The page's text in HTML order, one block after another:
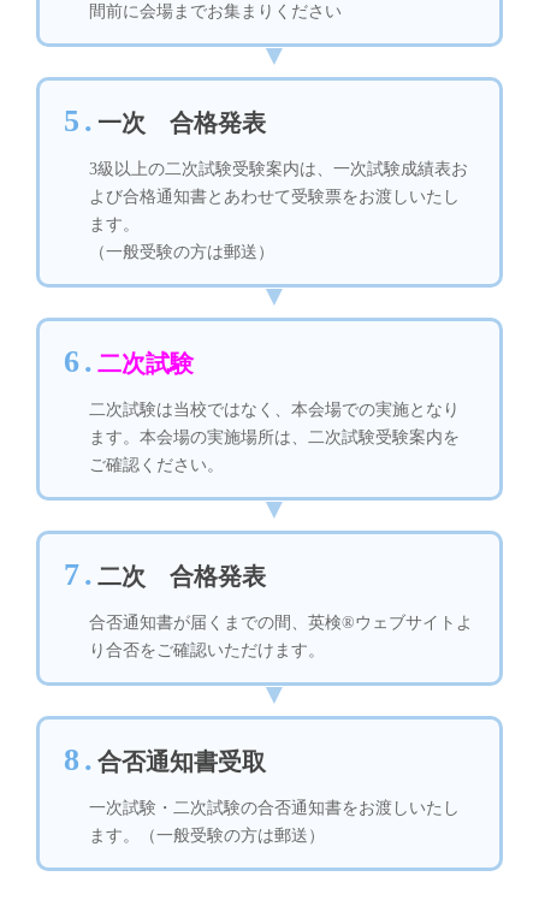
間前に会場までお集まりください
5. 一次 合格発表
3級以上の二次試験受験案内は、一次試験成績表お
よび合格通知書とあわせて受験票をお渡しいたし
ます。
（一般受験の方は郵送）
6. 二次試験
二次試験は当校ではなく、本会場での実施となり
ます。本会場の実施場所は、二次試験受験案内を
ご確認ください。
7. 二次 合格発表
合否通知書が届くまでの間、英検®ウェブサイトよ
り合否をご確認いただけます。
8. 合否通知書受取
一次試験・二次試験の合否通知書をお渡しいたし
ます。（一般受験の方は郵送）